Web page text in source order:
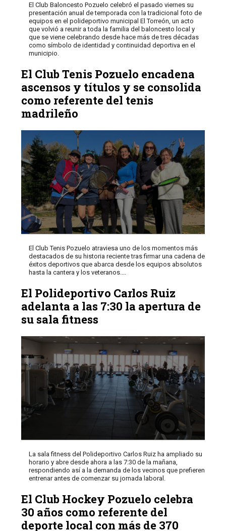
El Club Baloncesto Pozuelo celebró el pasado viernes su
presentación anual de temporada con la tradicional foto de
equipos en el polideportivo municipal El Torreón, un acto
que volvió a reunir a toda la familia del baloncesto local y
que se viene celebrando desde hace más de tres décadas
como símbolo de identidad y continuidad deportiva en el
municipio.
El Club Tenis Pozuelo encadena
ascensos y títulos y se consolida
como referente del tenis
madrileño
El Club Tenis Pozuelo atraviesa uno de los momentos más
destacados de su historia reciente tras firmar una cadena de
éxitos deportivos que abarca desde los equipos absolutos
hasta la cantera y los veteranos....
El Polideportivo Carlos Ruiz
adelanta a las 7:30 la apertura de
su sala fitness
La sala fitness del Polideportivo Carlos Ruiz ha ampliado su
horario y abre desde ahora a las 7:30 de la mañana,
respondiendo así a la demanda de los vecinos que prefieren
entrenar antes de comenzar su jornada laboral.
El Club Hockey Pozuelo celebra
30 años como referente del
deporte local con más de 370